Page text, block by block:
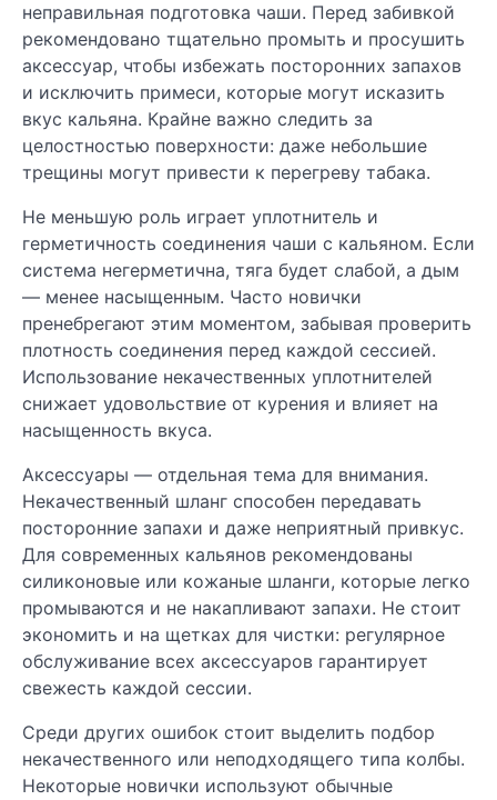
неправильная подготовка чаши. Перед забивкой
рекомендовано тщательно промыть и просушить
аксессуар, чтобы избежать посторонних запахов
и исключить примеси, которые могут исказить
вкус кальяна. Крайне важно следить за
целостностью поверхности: даже небольшие
трещины могут привести к перегреву табака.
Не меньшую роль играет уплотнитель и
герметичность соединения чаши с кальяном. Если
система негерметична, тяга будет слабой, а дым
— менее насыщенным. Часто новички
пренебрегают этим моментом, забывая проверить
плотность соединения перед каждой сессией.
Использование некачественных уплотнителей
снижает удовольствие от курения и влияет на
насыщенность вкуса.
Аксессуары — отдельная тема для внимания.
Некачественный шланг способен передавать
посторонние запахи и даже неприятный привкус.
Для современных кальянов рекомендованы
силиконовые или кожаные шланги, которые легко
промываются и не накапливают запахи. Не стоит
экономить и на щетках для чистки: регулярное
обслуживание всех аксессуаров гарантирует
свежесть каждой сессии.
Среди других ошибок стоит выделить подбор
некачественного или неподходящего типа колбы.
Некоторые новички используют обычные